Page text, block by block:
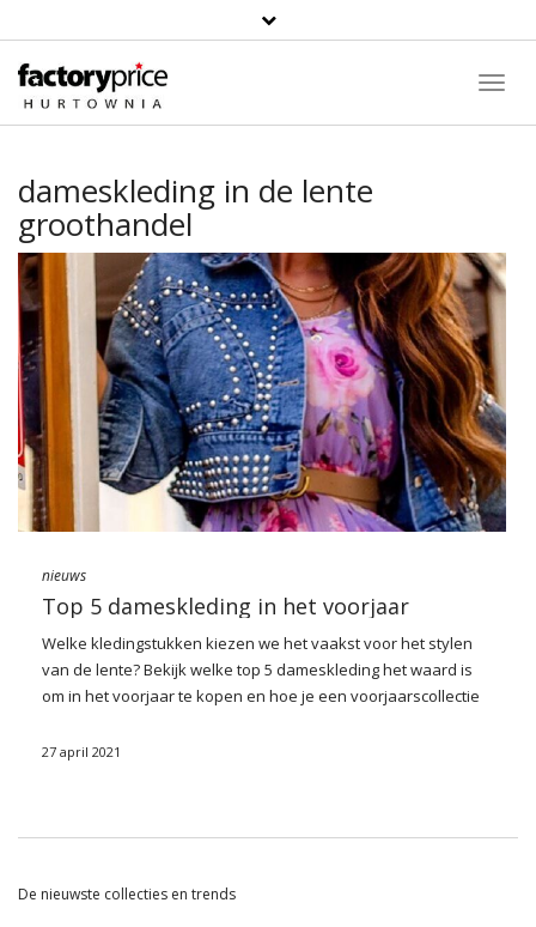
dameskleding in de lente
groothandel
nieuws
Top 5 dameskleding in het voorjaar
Welke kledingstukken kiezen we het vaakst voor het stylen
van de lente? Bekijk welke top 5 dameskleding het waard is
om in het voorjaar te kopen en hoe je een voorjaarscollectie
tijdloze trends.
de meeste vrouwen vermelden, is een jurk in bloemen.
27 april 2021
De nieuwste collecties en trends